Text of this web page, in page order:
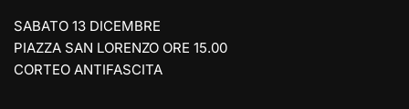
SABATO 13 DICEMBRE
PIAZZA SAN LORENZO ORE 15.00
CORTEO ANTIFASCITA